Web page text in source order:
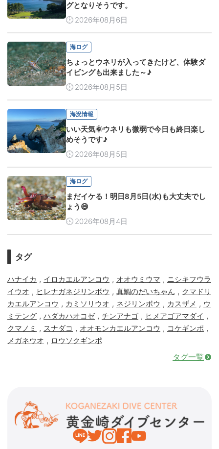
グとなりそうです。
2026年08月6日
海ログ
ちょっとウネリが入ってきたけど、体験ダ
イビングも出来ました～♪
2026年08月5日
海況情報
いい天気🌞ウネリも微弱で今日も終日楽し
めそうです♪
2026年08月5日
海ログ
まだイケる！明日8月5日(水)も大丈夫でし
ょう😄
2026年08月4日
タグ
ハナイカ , イロカエルアンコウ , オオウミウマ , ニシキフウラ
イウオ , ヒレナガネジリンボウ , 真鯛のだいちゃん , クマドリ
カエルアンコウ , カミソリウオ , ネジリンボウ , カスザメ , ウ
ミテング , ハダカハオコゼ, チンアナゴ , ヒメアゴアマダイ ,
クマノミ , スナダコ , オオモンカエルアンコウ , コケギンポ ,
メガネウオ , ロウソクギンポ
タグ一覧